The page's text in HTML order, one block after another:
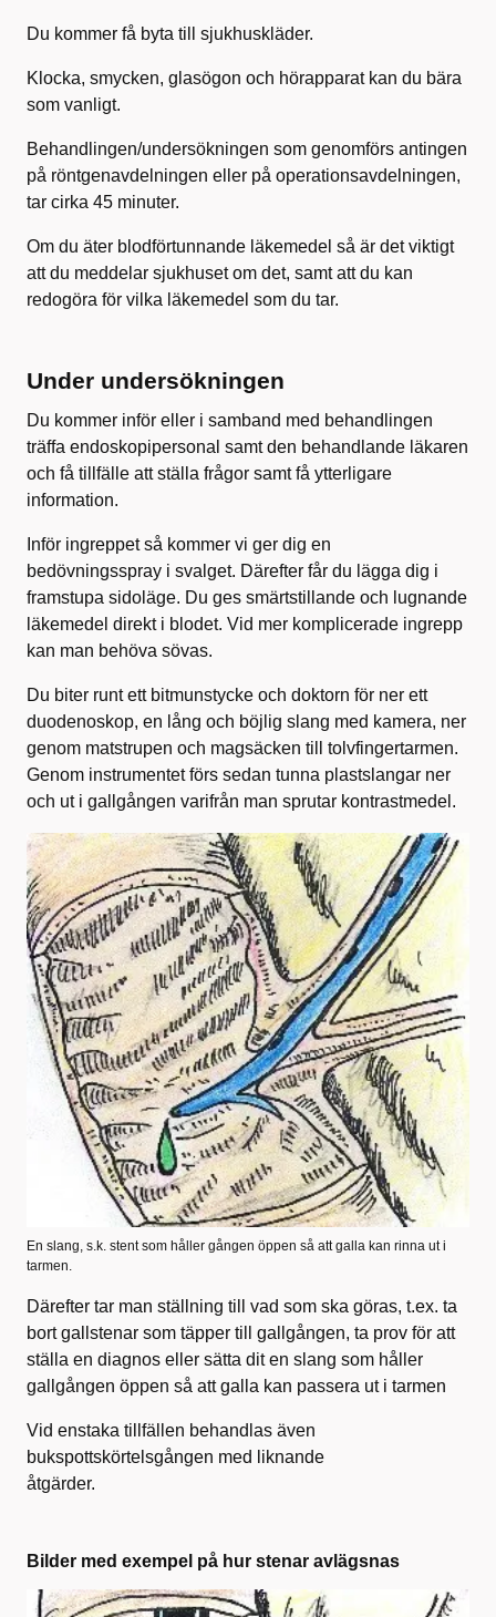
Du kommer få byta till sjukhuskläder.
Klocka, smycken, glasögon och hörapparat kan du bära
som vanligt.
Behandlingen/undersökningen som genomförs antingen
på röntgenavdelningen eller på operationsavdelningen,
tar cirka 45 minuter.
Om du äter blodförtunnande läkemedel så är det viktigt
att du meddelar sjukhuset om det, samt att du kan
redogöra för vilka läkemedel som du tar.
Under undersökningen
Du kommer inför eller i samband med behandlingen
träffa endoskopipersonal samt den behandlande läkaren
och få tillfälle att ställa frågor samt få ytterligare
information.
Inför ingreppet så kommer vi ger dig en
bedövningsspray i svalget. Därefter får du lägga dig i
framstupa sidoläge. Du ges smärtstillande och lugnande
läkemedel direkt i blodet. Vid mer komplicerade ingrepp
kan man behöva sövas.
Du biter runt ett bitmunstycke och doktorn för ner ett
duodenoskop, en lång och böjlig slang med kamera, ner
genom matstrupen och magsäcken till tolvfingertarmen.
Genom instrumentet förs sedan tunna plastslangar ner
och ut i gallgången varifrån man sprutar kontrastmedel.
En slang, s.k. stent som håller gången öppen så att galla kan rinna ut i
tarmen.
Därefter tar man ställning till vad som ska göras, t.ex. ta
bort gallstenar som täpper till gallgången, ta prov för att
ställa en diagnos eller sätta dit en slang som håller
gallgången öppen så att galla kan passera ut i tarmen
Vid enstaka tillfällen behandlas även
bukspottskörtelsgången med liknande
åtgärder.
Bilder med exempel på hur stenar avlägsnas